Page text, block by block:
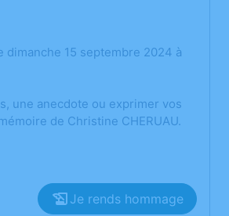
dimanche 15 septembre 2024 à
une anecdote ou exprimer vos
de Christine CHERUAU.
Je rends hommage